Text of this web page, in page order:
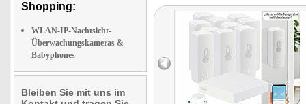
Shopping:
WLAN-IP-Nachtsicht-
Überwachungskameras &
Babyphones
Bleiben Sie mit uns im